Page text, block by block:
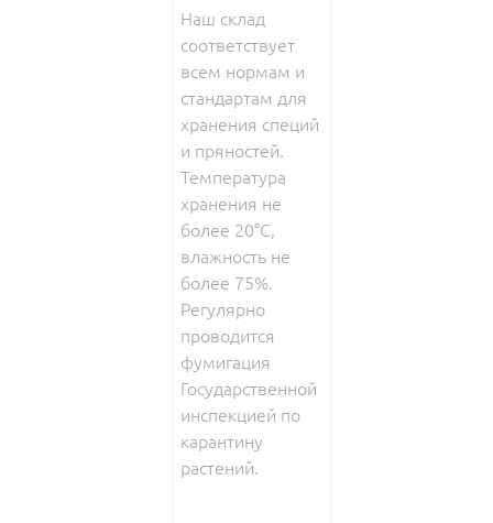
Наш склад
соответствует
всем нормам и
стандартам для
хранения специй
и пряностей.
Температура
хранения не
более 20°С,
влажность не
более 75%.
Регулярно
проводится
фумигация
Государственной
инспекцией по
карантину
растений.